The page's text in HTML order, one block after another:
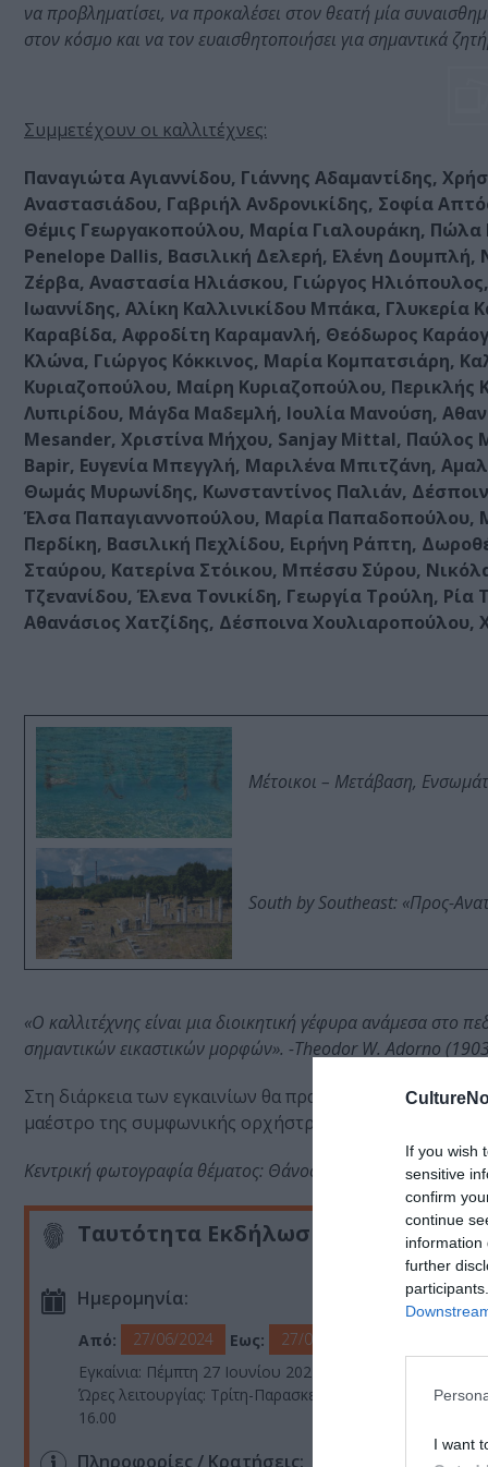
If you wish
sensitive
confirm
continue
information
further
I want
να προβληματίσει, να προκαλέσει στον θεατή μία
στον κόσμο και να τον ευαισθητοποιήσει για σημαντικά
Συμμετέχουν οι καλλιτέχνες:
Παναγιώτα Αγιαννίδου, Γιάννης Αδαμαντίδης,
Αναστασιάδου, Γαβριήλ Ανδρονικίδης, Σοφία
Θέμις Γεωργακοπούλου, Μαρία Γιαλουράκη, Πώλα
Penelope Dallis, Βασιλική Δελερή, Ελένη
Ζέρβα, Αναστασία Ηλιάσκου, Γιώργος
Ιωαννίδης, Αλίκη Καλλινικίδου Μπάκα,
Καραβίδα, Αφροδίτη Καραμανλή, Θεόδωρος
Κλώνα, Γιώργος Κόκκινος, Μαρία Κομπατσιάρη,
Κυριαζοπούλου, Μαίρη Κυριαζοπούλου,
Λυπιρίδου, Μάγδα Μαδεμλή, Ιουλία Μανούση,
Mesander, Χριστίνα Μήχου, Sanjay Mittal, Παύλος
Bapir, Ευγενία Μπεγγλή, Μαριλένα Μπιτζάνη,
Θωμάς Μυρωνίδης, Κωνσταντίνος Παλιάν,
Έλσα Παπαγιαννοπούλου, Μαρία Παπαδοπούλου,
Περδίκη, Βασιλική Πεχλίδου, Ειρήνη Ράπτη,
Σταύρου, Κατερίνα Στόικου, Μπέσσυ Σύρου,
Τζενανίδου, Έλενα Τονικίδη, Γεωργία Τρούλη,
Αθανάσιος Χατζίδης, Δέσποινα Χουλιαροπούλου,
Μέτοικοι – Μετάβαση,
South by Southeast: «Προς-
«Ο καλλιτέχνης είναι μια διοικητική γέφυρα ανάμεσα στο
σημαντικών εικαστικών μορφών». -Theodor W. Adorno
Στη διάρκεια των εγκαινίων θα πραγματοποιηθεί
μαέστρο της συμφωνικής ορχήστρας τζαζ Βόρειας
Κεντρική φωτογραφία θέματος: Θάνος Καρώνης, Όλα καλά,
Ταυτότητα Εκδήλωσης
Ημερομηνία:
Από: 27/06/2024 Εως:
27/07/2024
Εγκαίνια: Πέμπτη 27 Ιουνίου 2024, στις 20:00
Ώρες λειτουργίας: Τρίτη-Παρασκευή: 10.00-18.00,
16.00
Πληροφορίες / Κρατήσεις: